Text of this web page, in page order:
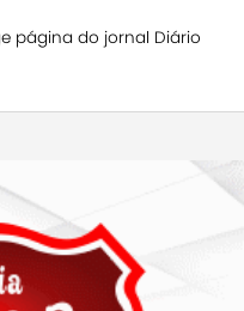
página do jornal Diário